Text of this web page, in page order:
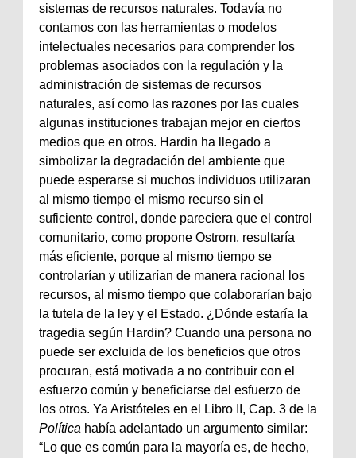
sistemas de recursos naturales. Todavía no
contamos con las herramientas o modelos
intelectuales necesarios para comprender los
problemas asociados con la regulación y la
administración de sistemas de recursos
naturales, así como las razones por las cuales
algunas instituciones trabajan mejor en ciertos
medios que en otros. Hardin ha llegado a
simbolizar la degradación del ambiente que
puede esperarse si muchos individuos utilizaran
al mismo tiempo el mismo recurso sin el
suficiente control, donde pareciera que el control
comunitario, como propone Ostrom, resultaría
más eficiente, porque al mismo tiempo se
controlarían y utilizarían de manera racional los
recursos, al mismo tiempo que colaborarían bajo
la tutela de la ley y el Estado. ¿Dónde estaría la
tragedia según Hardin? Cuando una persona no
puede ser excluida de los beneficios que otros
procuran, está motivada a no contribuir con el
esfuerzo común y beneficiarse del esfuerzo de
los otros. Ya Aristóteles en el Libro II, Cap. 3 de la
Política había adelantado un argumento similar:
“Lo que es común para la mayoría es, de hecho,